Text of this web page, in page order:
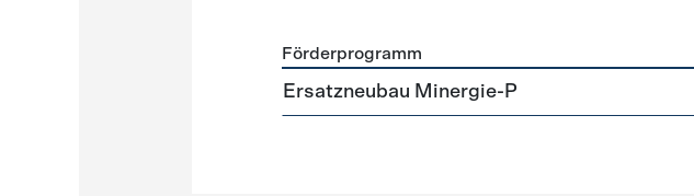
Förderprogramme Neubau
Förderprogramm
Ersatzneubau Minergie-P